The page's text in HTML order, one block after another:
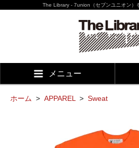
The Library - 7union（セブンユニオン）
メニュー
ホーム > APPAREL > Sweat